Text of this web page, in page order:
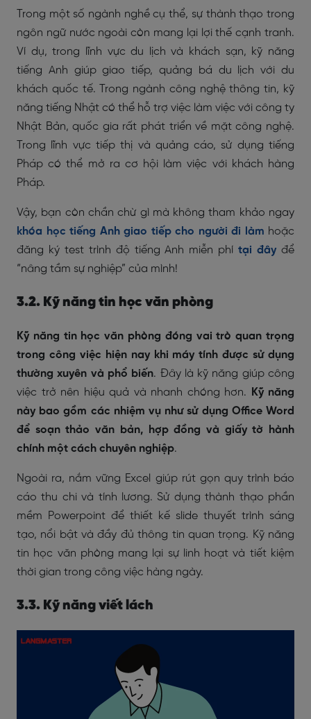
Trong một số ngành nghề cụ thể, sự thành thạo trong
ngôn ngữ nước ngoài còn mang lại lợi thế cạnh tranh.
Ví dụ, trong lĩnh vực du lịch và khách sạn, kỹ năng
tiếng Anh giúp giao tiếp, quảng bá du lịch với du
khách quốc tế. Trong ngành công nghệ thông tin, kỹ
năng tiếng Nhật có thể hỗ trợ việc làm việc với công ty
Nhật Bản, quốc gia rất phát triển về mặt công nghệ.
Trong lĩnh vực tiếp thị và quảng cáo, sử dụng tiếng
Pháp có thể mở ra cơ hội làm việc với khách hàng
Pháp.
Vậy, bạn còn chần chừ gì mà không tham khảo ngay
khóa học tiếng Anh giao tiếp cho người đi làm hoặc
đăng ký test trình độ tiếng Anh miễn phí tại đây để
“nâng tầm sự nghiệp” của mình!
3.2. Kỹ năng tin học văn phòng
Kỹ năng tin học văn phòng đóng vai trò quan trọng
trong công việc hiện nay khi máy tính được sử dụng
thường xuyên và phổ biến. Đây là kỹ năng giúp công
việc trở nên hiệu quả và nhanh chóng hơn.
Kỹ năng
này bao gồm các nhiệm vụ như sử dụng Office Word
để soạn thảo văn bản, hợp đồng và giấy tờ hành
chính một cách chuyên nghiệp.
Ngoài ra, nắm vững Excel giúp rút gọn quy trình báo
cáo thu chi và tính lương. Sử dụng thành thạo phần
mềm Powerpoint để thiết kế slide thuyết trình sáng
tạo, nổi bật và đầy đủ thông tin quan trọng. Kỹ năng
tin học văn phòng mang lại sự linh hoạt và tiết kiệm
thời gian trong công việc hàng ngày.
3.3. Kỹ năng viết lách